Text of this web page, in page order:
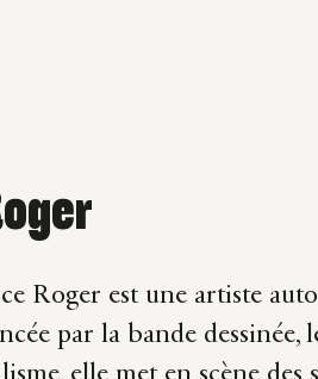
Roger est une artiste
par la bande dessinée,